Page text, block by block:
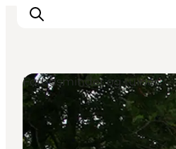
Spise
Sove
Fortidsminder og ruiner